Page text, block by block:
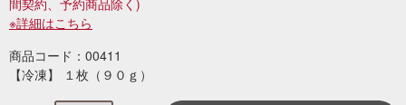
間契約、予約商品除く)
※詳細はこちら
商品コード：00411
【冷凍】 １枚（９０ｇ）